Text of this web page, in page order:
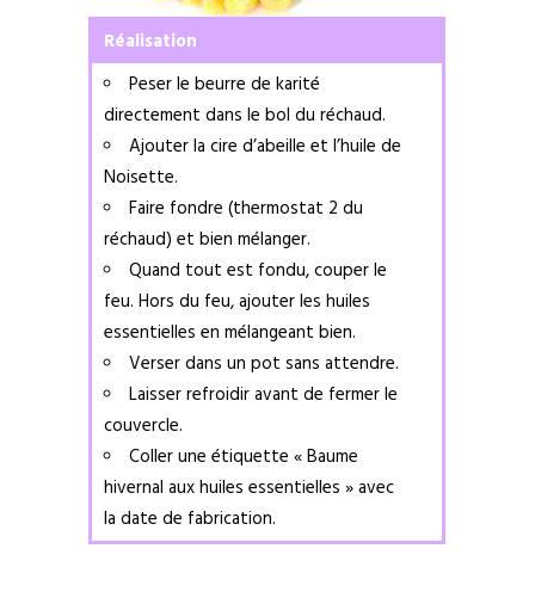
Réalisation
Peser le beurre de karité
directement dans le bol du réchaud.
Ajouter la cire d’abeille et l’huile de
Noisette.
Faire fondre (thermostat 2 du
réchaud) et bien mélanger.
Quand tout est fondu, couper le
feu. Hors du feu, ajouter les huiles
essentielles en mélangeant bien.
Verser dans un pot sans attendre.
Laisser refroidir avant de fermer le
couvercle.
Coller une étiquette « Baume
hivernal aux huiles essentielles » avec
la date de fabrication.